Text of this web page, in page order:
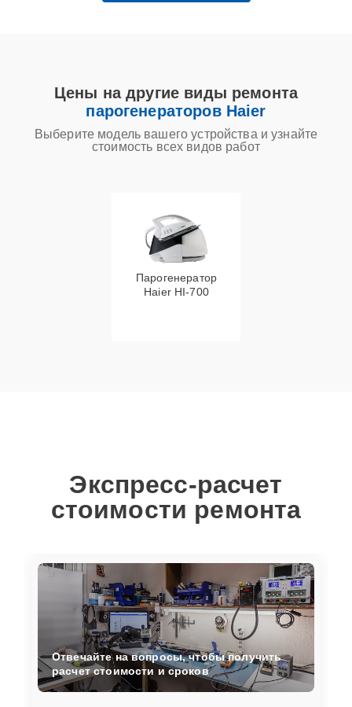
Цены на другие виды ремонта
парогенераторов Haier
Выберите модель вашего устройства и узнайте
стоимость всех видов работ
Парогенератор
Haier HI-700
Экспресс-расчет
стоимости ремонта
Отвечайте на вопросы, чтобы получить
расчет стоимости и сроков